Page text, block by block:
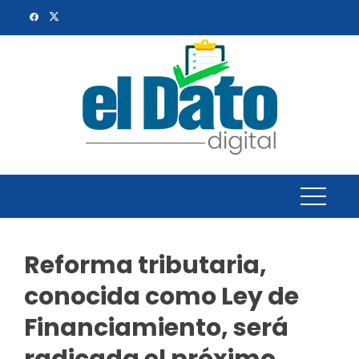
Reforma tributaria,
conocida como Ley de
Financiamiento, será